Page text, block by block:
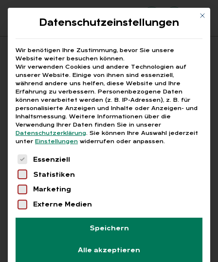
Suchfeld
Suchen
Breadcrumb-Navigation
STARTSEITE
PRINTAUSGABEN
TITELTHEMA: BYE, BYE 2025! HAPPY NEW …
SOZIALABGABEN ERREICHEN 2026 EINEN …
Abo
RE­FORM­DRUCK WÄCHST
So­zi­al­ab­ga­ben er­rei­
chen 2026 ei­nen his­to­ri­
Mit
Datenschutzeinstellungen
Wir benötigen Ihre Zustimmung, bevor Sie unsere
Website weiter besuchen können.
Wir verwenden Cookies und andere Technologien auf
unserer Website. Einige von ihnen sind essenziell,
während andere uns helfen, diese Website und Ihre
Erfahrung zu verbessern. Personenbezogene Daten
können verarbeitet werden (z. B. IP-Adressen), z. B. für
personalisierte Anzeigen und Inhalte oder Anzeigen- und
Inhaltsmessung. Weitere Informationen über die
Verwendung Ihrer Daten finden Sie in unserer
Datenschutzerklärung. Sie können Ihre Auswahl jederzeit
unter Einstellungen widerrufen oder anpassen.
Es folgt eine Liste der Service-Gruppen, für
Essenziell
Statistiken
Marketing
Externe Medien
Speichern
Alle akzeptieren